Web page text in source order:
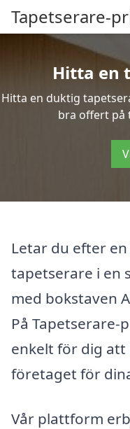
Tapetserare-
Hitta en
Hitta en duktig
bra offert på
Letar du efter
tapetserare i en
med bokstaven
På Tapetserare-
enkelt för dig
företaget för
Vår plattform